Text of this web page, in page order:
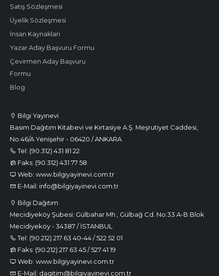
Bilgi Yayınevi
Basım Dağıtım Kitabevi ve Kırtasiye A.Ş. Meşrutiyet Caddesi,
No:46/A Yenişehir - 06420 / ANKARA
Tel: (90.312) 431 81 22
Faks: (90.312) 431 77 58
Web: www.bilgiyayinevi.com.tr
E-Mail: info@bilgiyayinevi.com.tr
Bilgi Dağıtım
Mecidiyeköy Şubesi: Gülbahar Mh., Gülbağ Cd. No:33 A-B Blok
Mecidiyeköy - 34387 / İSTANBUL
Tel: (90.212) 217 63 40-44 / 522 52 01
Faks: (90.212) 217 63 45 / 527 41 19
Web: www.bilgiyayinevi.com.tr
E-Mail: dagitim@bilgiyayinevi.com.tr
Satış Sözleşmesi
Üyelik Sözleşmesi
İnsan Kaynakları
Yazar Aday Başvuru Formu
Çevirmen Aday Başvuru
Formu
Blog